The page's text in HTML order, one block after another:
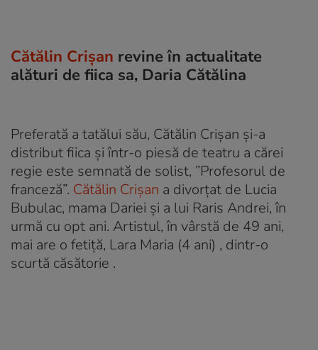
Cătălin Crișan revine în actualitate
alături de fiica sa, Daria Cătălina
Preferată a tatălui său, Cătălin Crișan și-a
distribut fiica și într-o piesă de teatru a cărei
regie este semnată de solist, ”Profesorul de
franceză”. Cătălin Crișan a divorțat de Lucia
Bubulac, mama Dariei și a lui Raris Andrei, în
urmă cu opt ani. Artistul, în vârstă de 49 ani,
mai are o fetiță, Lara Maria (4 ani) , dintr-o
scurtă căsătorie .